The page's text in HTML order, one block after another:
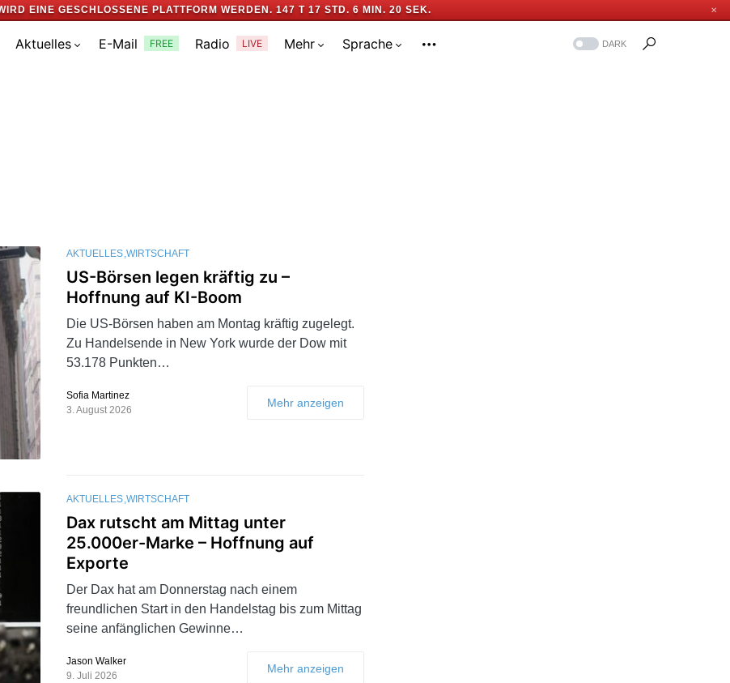
EINE GESCHLOSSENE PLATTFORM WERDEN. 147 T 17 STD. 6 MIN. 19 SEK. ✕
Aktuelles E-Mail FREE Radio LIVE Mehr Sprache DARK
AKTUELLES WIRTSCHAFT
US-Börsen legen kräftig zu –
Hoffnung auf KI-Boom
Die US-Börsen haben am Montag kräftig zugelegt.
Zu Handelsende in New York wurde der Dow mit
53.178 Punkten…
Sofia Martinez
3. August 2026
Mehr anzeigen
AKTUELLES WIRTSCHAFT
Dax rutscht am Mittag unter
25.000er-Marke – Hoffnung auf
Exporte
Der Dax hat am Donnerstag nach einem
freundlichen Start in den Handelstag bis zum Mittag
seine anfänglichen Gewinne…
Jason Walker
9. Juli 2026
Mehr anzeigen